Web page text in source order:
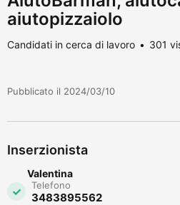
aiutopizzaiolo
Candidati in cerca di lavoro 301
Pubblicato il 2024/03/10
Inserzionista
Valentina
Telefono
3483895562